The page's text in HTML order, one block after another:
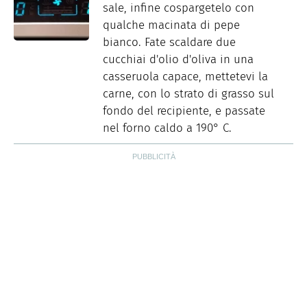
sale, infine cospargetelo con
qualche macinata di pepe
bianco. Fate scaldare due
cucchiai d'olio d'oliva in una
casseruola capace, mettetevi la
carne, con lo strato di grasso sul
fondo del recipiente, e passate
nel forno caldo a 190° C.